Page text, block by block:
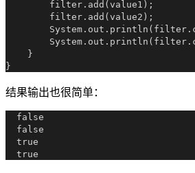
        filter.add(value1);
        filter.add(value2);
    }
结果输出也很简单：
  false
  false
  true